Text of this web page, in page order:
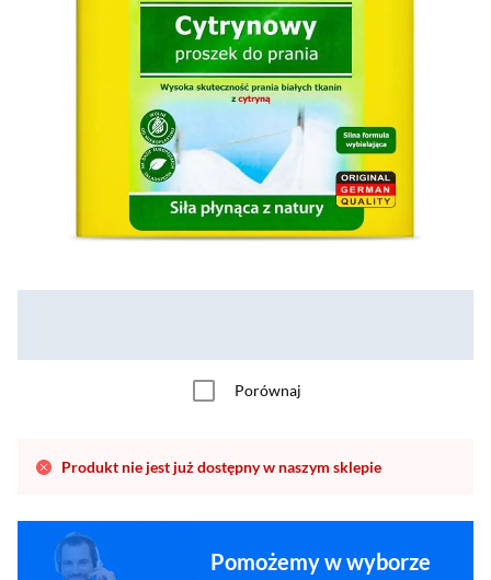
Porównaj
Produkt nie jest już dostępny w naszym sklepie
Pomożemy w wyborze